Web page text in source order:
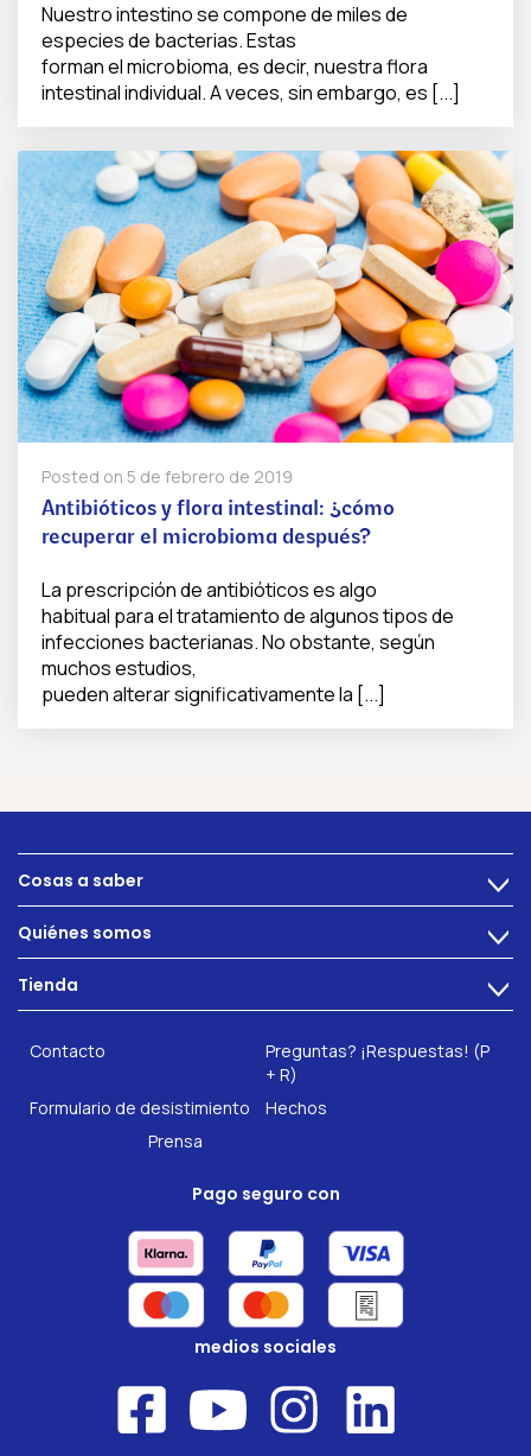
Nuestro intestino se compone de miles de
especies de bacterias. Estas
forman el microbioma, es decir, nuestra flora
intestinal individual. A veces, sin embargo, es [...]
Posted on 5 de febrero de 2019
Antibióticos y flora intestinal: ¿cómo
recuperar el microbioma después?
La prescripción de antibióticos es algo
habitual para el tratamiento de algunos tipos de
infecciones bacterianas. No obstante, según
muchos estudios,
pueden alterar significativamente la [...]
Cosas a saber >
Alimentacion
Problemas intestinales
Salud intestinal
Quiénes somos >
Tecnología
Tienda >
INTEST.pro
Nuestros complementos alimenticios
Contacto
Preguntas? ¡Respuestas! (P
+ R)
Formulario de desistimiento
Hechos
Prensa
Pago seguro con
medios sociales